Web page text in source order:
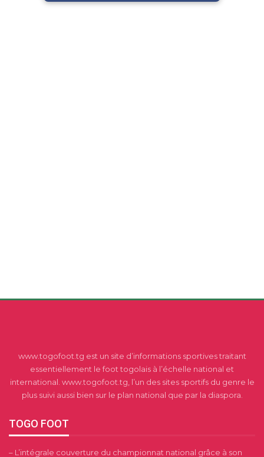
www.togofoot.tg est un site d’informations sportives traitant
essentiellement le foot togolais à l’échelle national et
international. www.togofoot.tg, l’un des sites sportifs du genre le
plus suivi aussi bien sur le plan national que par la diaspora.
TOGO FOOT
– L’intégrale couverture du championnat national grâce à son